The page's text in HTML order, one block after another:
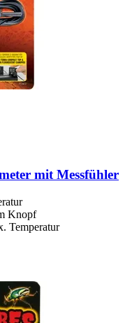
mit Messfühler
Knopf
Temperatur